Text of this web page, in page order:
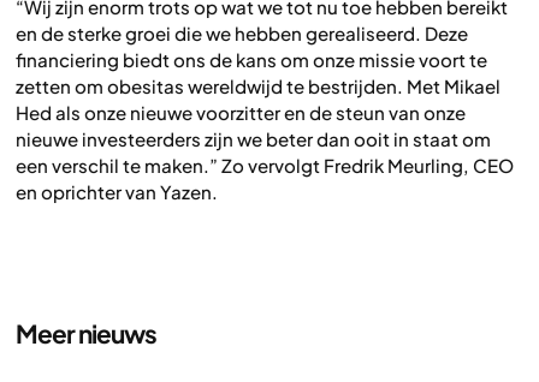
“Wij zijn enorm trots op wat we tot nu toe hebben bereikt
en de sterke groei die we hebben gerealiseerd. Deze
financiering biedt ons de kans om onze missie voort te
zetten om obesitas wereldwijd te bestrijden. Met Mikael
Hed als onze nieuwe voorzitter en de steun van onze
nieuwe investeerders zijn we beter dan ooit in staat om
een verschil te maken.” Zo vervolgt Fredrik Meurling, CEO
en oprichter van Yazen.
Meer nieuws